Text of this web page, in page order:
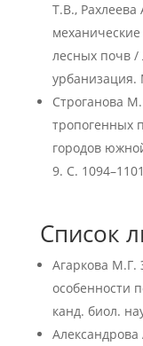
Т.В.,
лесных почв /
урбанизация.
Строганова
тропогенных
городов
9. С.
Список
Агаркова М.Г.
особенности
канд. биол.